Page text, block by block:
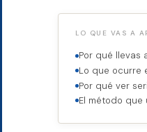
LO QUE VAS A
Por qué llevas
Lo que ocurre
Por qué ver
El método